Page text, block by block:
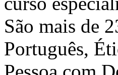
São mais de
Português,